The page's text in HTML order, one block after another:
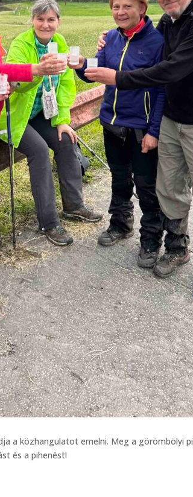
a közhangulatot emelni. Meg a görömbölyi
és a pihenést!